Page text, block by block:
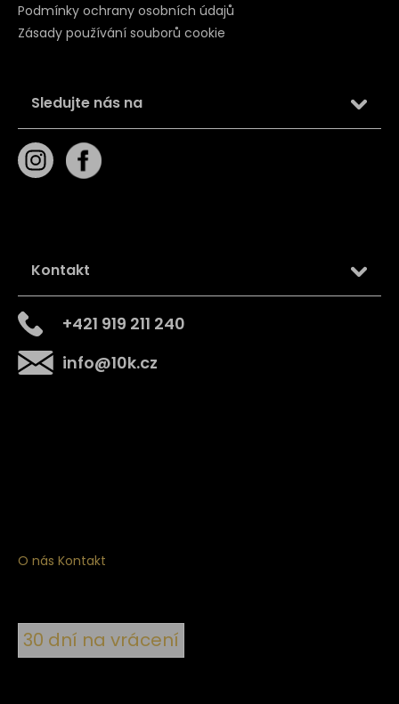
Podmínky ochrany osobních údajů
Zásady používání souborů cookie
Sledujte nás na
Kontakt
info@10k.cz
+421 919 211 240
O nás Kontakt
30 dní na vrácení